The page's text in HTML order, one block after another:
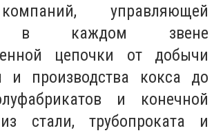
управляющей
в каждом звене
цепочки от добычи
производства кокса до
и конечной
стали, трубопроката и